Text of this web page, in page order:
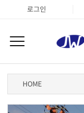
로그인
HOME